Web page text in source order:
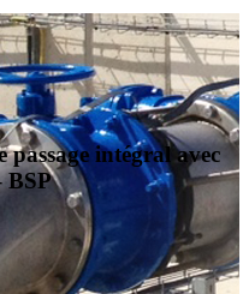
passage intégral avec
BSP